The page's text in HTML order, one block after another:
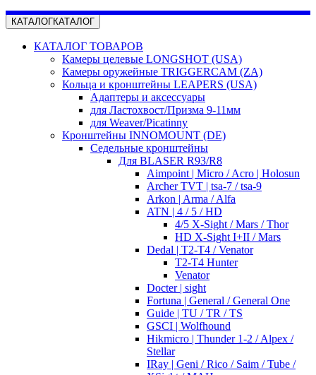
КАТАЛОГКАТАЛОГ
КАТАЛОГ ТОВАРОВ
Камеры целевые LONGSHOT (USA)
Камеры оружейные TRIGGERCAM (ZA)
Кольца и кронштейны LEAPERS (USA)
Адаптеры и аксессуары
для Ластохвост/Призма 9-11мм
для Weaver/Picatinny
Кронштейны INNOMOUNT (DE)
Седельные кронштейны
Для BLASER R93/R8
Aimpoint | Micro / Acro | Holosun
Archer TVT | tsa-7 / tsa-9
Arkon | Arma / Alfa
ATN | 4 / 5 / HD
4/5 X-Sight / Mars / Thor
HD X-Sight I+II / Mars
Dedal | T2-T4 / Venator
T2-T4 Hunter
Venator
Docter | sight
Fortuna | General / General One
Guide | TU / TR / TS
GSCI | Wolfhound
Hikmicro | Thunder 1-2 / Alpex /
Stellar
IRay | Geni / Rico / Saim / Tube /